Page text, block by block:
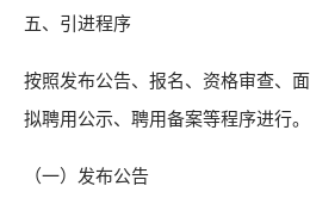
五、引进程序
按照发布公告、报名、资格审查、
拟聘用公示、聘用备案等程序进行。
（一）发布公告